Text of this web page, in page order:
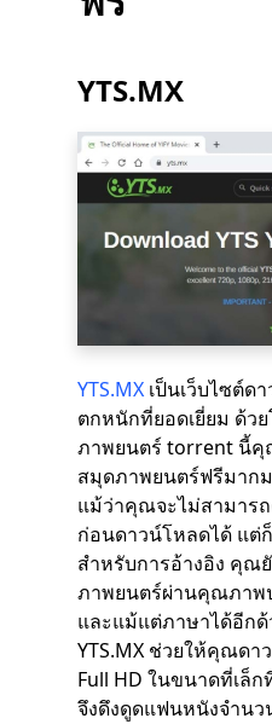
YTS.MX
YTS.MX เป็นเว็บไซต์ด
ตกหนักที่ยอดเยี่ยม ด้ว
ภาพยนตร์ torrent นี้คุ
สมุดภาพยนตร์ฟรีมากม
แม้ว่าคุณจะไม่สามาร
ก่อนดาวน์โหลดได้ แต่
สำหรับการอ้างอิง คุณ
ภาพยนตร์ผ่านคุณภาพ
และแม้แต่ภาษาได้อีก
YTS.MX ช่วยให้คุณด
Full HD ในขนาดที่เล็ก
จึงดึงดูดแฟนหนังจำนว